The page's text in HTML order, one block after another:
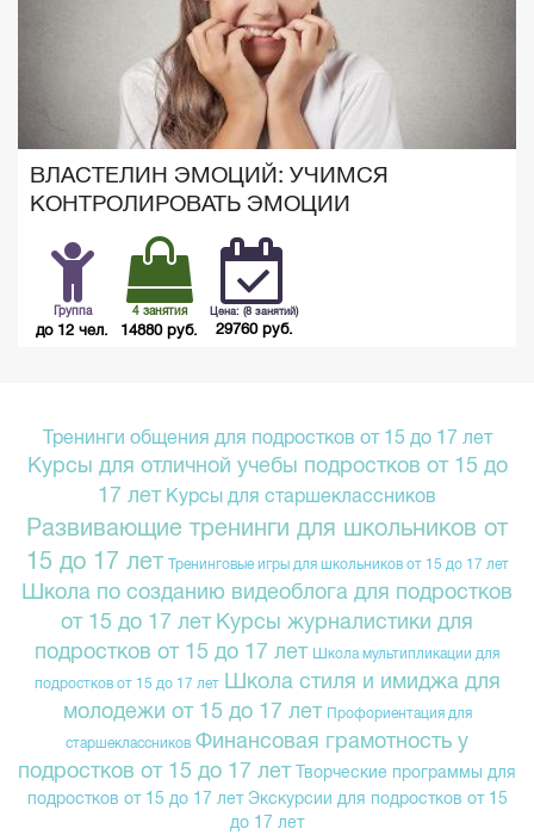
ВЛАСТЕЛИН ЭМОЦИЙ: УЧИМСЯ
КОНТРОЛИРОВАТЬ ЭМОЦИИ
Группа
до 12 чел.
4 занятия
14880 руб.
Цена: (8 занятий)
29760 руб.
Тренинги общения для подростков от 15 до 17 лет
Курсы для отличной учебы подростков от 15 до
17 лет Курсы для старшеклассников
Развивающие тренинги для школьников от
15 до 17 лет Тренинговые игры для школьников от 15 до 17 лет
Школа по созданию видеоблога для подростков
от 15 до 17 лет Курсы журналистики для
подростков от 15 до 17 лет Школа мультипликации для
подростков от 15 до 17 лет Школа стиля и имиджа для
молодежи от 15 до 17 лет Профориентация для
старшеклассников Финансовая грамотность у
подростков от 15 до 17 лет Творческие программы для
подростков от 15 до 17 лет Экскурсии для подростков от 15
до 17 лет